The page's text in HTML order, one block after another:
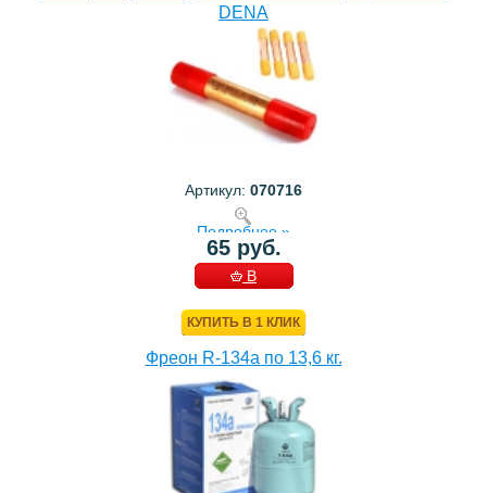
DENA
Артикул: 070716
Подробнее »
65 руб.
В
КУПИТЬ В 1 КЛИК
Фреон R-134a по 13,6 кг.